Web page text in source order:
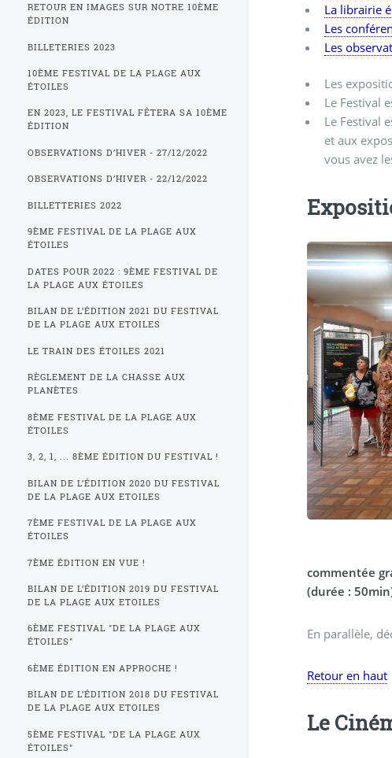
La librairie
Les
Les
Les
Le Festival
Le Festival
et aux
vous avez
commentée
(durée :
En parallèle,
Retour en haut
Le
RETOUR EN IMAGES SUR NOTRE 10ÈME
ÉDITION
BILLETERIES 2023
10ÈME FESTIVAL DE LA PLAGE AUX
ÉTOILES
EN 2023, LE FESTIVAL FÊTERA SA 10ÈME
ÉDITION
OBSERVATIONS D’HIVER - 27/12/2022
OBSERVATIONS D’HIVER - 22/12/2022
BILLETTERIES 2022
9ÈME FESTIVAL DE LA PLAGE AUX
ÉTOILES
DATES POUR 2022 : 9ÈME FESTIVAL DE
LA PLAGE AUX ÉTOILES
BILAN DE L’ÉDITION 2021 DU FESTIVAL
DE LA PLAGE AUX ETOILES
LE TRAIN DES ÉTOILES 2021
RÈGLEMENT DE LA CHASSE AUX
PLANÈTES
8ÈME FESTIVAL DE LA PLAGE AUX
ÉTOILES
3, 2, 1, ... 8ÈME ÉDITION DU FESTIVAL !
BILAN DE L’ÉDITION 2020 DU FESTIVAL
DE LA PLAGE AUX ETOILES
7ÈME FESTIVAL DE LA PLAGE AUX
ÉTOILES
7ÈME ÉDITION EN VUE !
BILAN DE L’ÉDITION 2019 DU FESTIVAL
DE LA PLAGE AUX ETOILES
6ÈME FESTIVAL "DE LA PLAGE AUX
ÉTOILES"
6ÈME ÉDITION EN APPROCHE !
BILAN DE L’ÉDITION 2018 DU FESTIVAL
DE LA PLAGE AUX ETOILES
5ÈME FESTIVAL "DE LA PLAGE AUX
ÉTOILES"